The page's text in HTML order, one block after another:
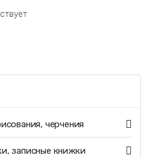
черчения
записные книжки